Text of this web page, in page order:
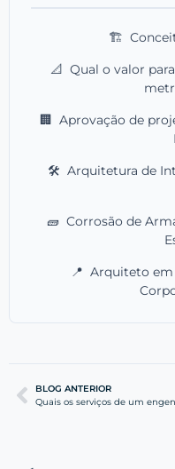
🏗️
📐 Qual o valor
🏢 Aprovação de
🛠️ Arquitetura de
🧱 Corrosão de
📍 Arquiteto em
BLOG ANTERIOR